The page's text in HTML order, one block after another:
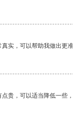
实，可以帮助我做出更准
贵，可以适当降低一些，